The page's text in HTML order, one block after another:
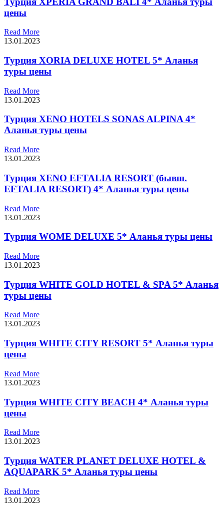
цены
Read More
13.01.2023
Турция XORIA DELUXE HOTEL 5* Аланья
туры цены
Read More
13.01.2023
Турция XENO HOTELS SONAS ALPINA 4*
Аланья туры цены
Read More
13.01.2023
Турция XENO EFTALIA RESORT (бывш.
EFTALIA RESORT) 4* Аланья туры цены
Read More
13.01.2023
Турция WOME DELUXE 5* Аланья туры цены
Read More
13.01.2023
Турция WHITE GOLD HOTEL & SPA 5* Аланья
туры цены
Read More
13.01.2023
Турция WHITE CITY RESORT 5* Аланья туры
цены
Read More
13.01.2023
Турция WHITE CITY BEACH 4* Аланья туры
цены
Read More
13.01.2023
Турция WATER PLANET DELUXE HOTEL &
AQUAPARK 5* Аланья туры цены
Read More
13.01.2023